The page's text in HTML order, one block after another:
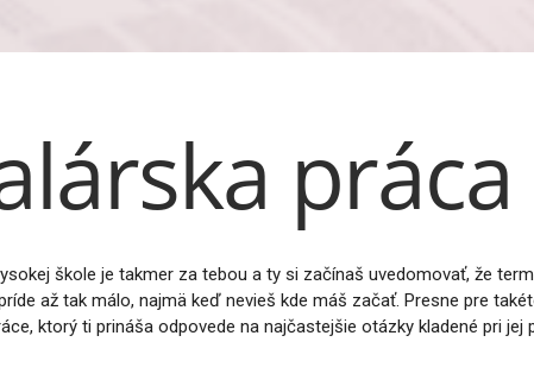
práca
škole je takmer za tebou a ty si začínaš uvedomovať, že
až tak málo, najmä keď nevieš kde máš začať. Presne pre
ktorý ti prináša odpovede na najčastejšie otázky kladené pri jej